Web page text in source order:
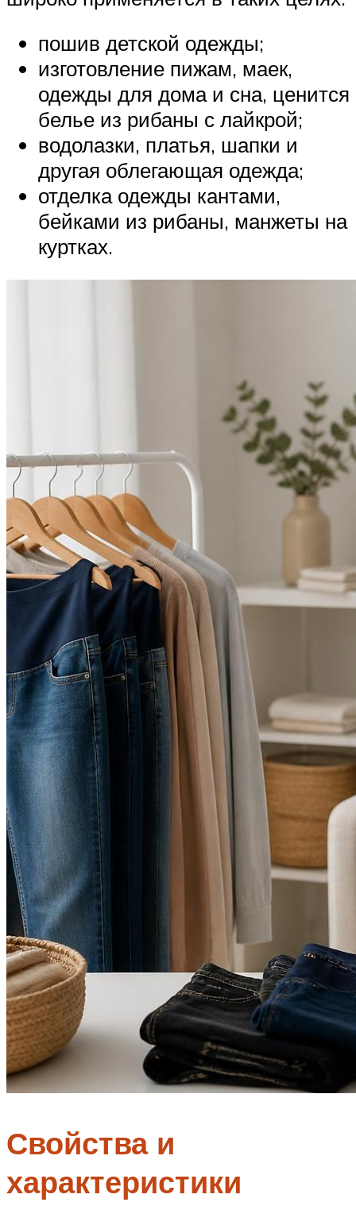
пошив детской одежды;
изготовление пижам, маек,
одежды для дома и сна, ценится
белье из рибаны с лайкрой;
водолазки, платья, шапки и
другая облегающая одежда;
отделка одежды кантами,
бейками из рибаны, манжеты на
куртках.
Свойства и
характеристики